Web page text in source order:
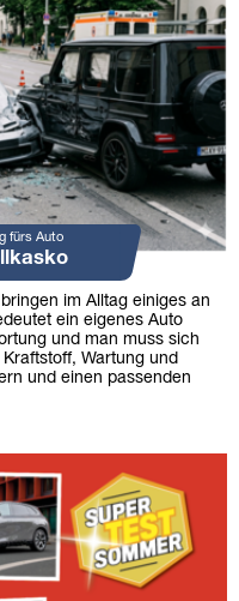
fürs Auto
im Alltag einiges an
ein eigenes Auto
und man muss sich
Wartung und
und einen passenden